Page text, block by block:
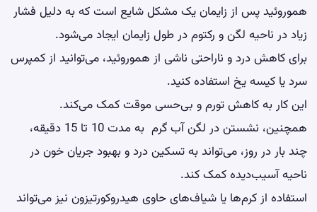
هموروئید پس از زایمان یک مشکل شایع است که به دلیل فشار
زیاد در ناحیه لگن و رکتوم در طول زایمان ایجاد می‌شود.
برای کاهش درد و ناراحتی ناشی از هموروئید، می‌توانید از کمپرس
سرد یا کیسه یخ استفاده کنید.
این کار به کاهش تورم و بی‌حسی موقت کمک می‌کند.
همچنین، نشستن در لگن آب گرم به مدت 10 تا 15 دقیقه،
چند بار در روز، می‌تواند به تسکین درد و بهبود جریان خون در
ناحیه آسیب‌دیده کمک کند.
استفاده از کرم‌ها یا شیاف‌های حاوی هیدروکورتیزون نیز می‌تواند